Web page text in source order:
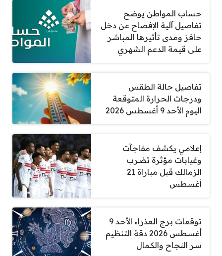
حساب المواطن يوضح
تفاصيل آلية الإفصاح عن دخل
حافز ومدى تأثيرها المباشر
على قيمة الدعم الشهري
تفاصيل حالة الطقس
ودرجات الحرارة المتوقعة
اليوم الأحد 9 أغسطس 2026
إعلامي يكشف مفاجآت
وغيابات مؤثرة تضرب
الزمالك قبل مباراة 21
أغسطس
توقعات برج العذراء الأحد 9
أغسطس 2026 دقة التنظيم
سر النجاح والكمال